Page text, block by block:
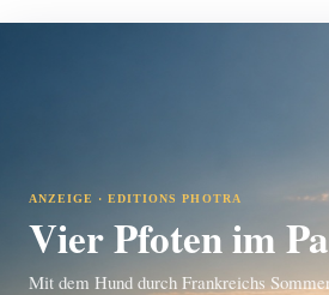
ANZEIGE · EDITIONS PHOTRA
Vier Pfoten im
Mit dem Hund durch Frankreichs